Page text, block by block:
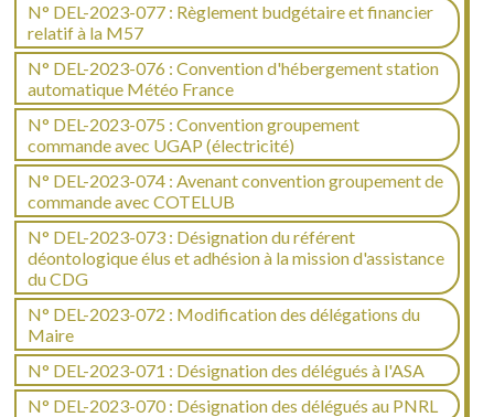
N° DEL-2023-077 : Règlement budgétaire et financier
relatif à la M57
N° DEL-2023-076 : Convention d'hébergement station
automatique Météo France
N° DEL-2023-075 : Convention groupement
commande avec UGAP (électricité)
N° DEL-2023-074 : Avenant convention groupement de
commande avec COTELUB
N° DEL-2023-073 : Désignation du référent
déontologique élus et adhésion à la mission d'assistance
du CDG
N° DEL-2023-072 : Modification des délégations du
Maire
N° DEL-2023-071 : Désignation des délégués à l'ASA
N° DEL-2023-070 : Désignation des délégués au PNRL